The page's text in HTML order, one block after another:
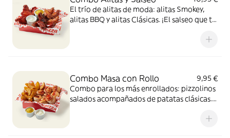
El trío de alitas de moda: alitas Smokey,
alitas BBQ y alitas Clásicas. ¡El salseo que tu
Combo Masa con Rollo
9,95 €
Combo para los más enrollados: pizzolinos
salados acompañados de patatas clásicas.